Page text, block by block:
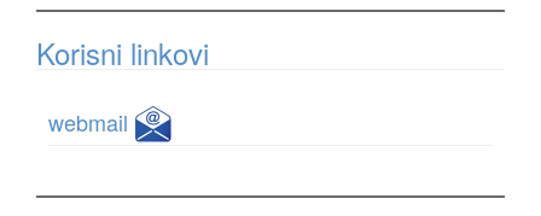
Korisni linkovi
webmail